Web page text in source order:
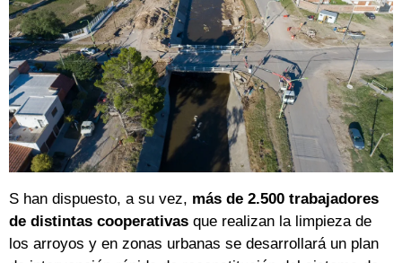
S han dispuesto, a su vez, más de 2.500 trabajadores
de distintas cooperativas que realizan la limpieza de
los arroyos y en zonas urbanas se desarrollará un plan